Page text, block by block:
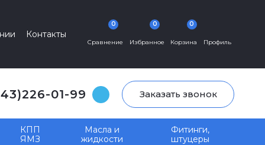
Контакты
Сравнение
0
Избранное
0
Корзина
0
Профиль
01-99 Заказать звонок
КПП
ЯМЗ
Масла и
жидкости
Фитинги,
штуцеры